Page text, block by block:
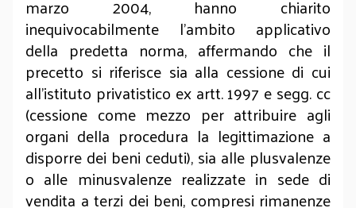
marzo 2004, hanno chiarito
inequivocabilmente l’ambito applicativo
della predetta norma, affermando che il
precetto si riferisce sia alla cessione di cui
all’istituto privatistico ex artt. 1997 e segg. cc
(cessione come mezzo per attribuire agli
organi della procedura la legittimazione a
disporre dei beni ceduti), sia alle plusvalenze
o alle minusvalenze realizzate in sede di
vendita a terzi dei beni, compresi rimanenze